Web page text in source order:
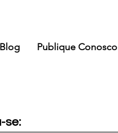
Blog Publique Conosco
se: